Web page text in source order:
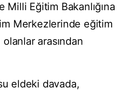
Milli Eğitim Bakanlığına
Merkezlerinde eğitim
olanlar arasından
eldeki davada,